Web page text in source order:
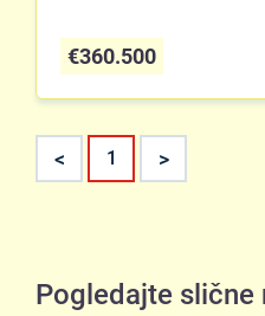
€360.500
< 1 >
Pogledajte slične